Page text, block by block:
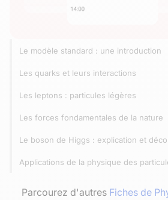
Le modèle standard : une introduction
Les quarks et leurs interactions
Les leptons : particules légères
Les forces fondamentales de la nature
Le boson de Higgs : explication et
Applications de la physique des
Parcourez d'autres Fiches de